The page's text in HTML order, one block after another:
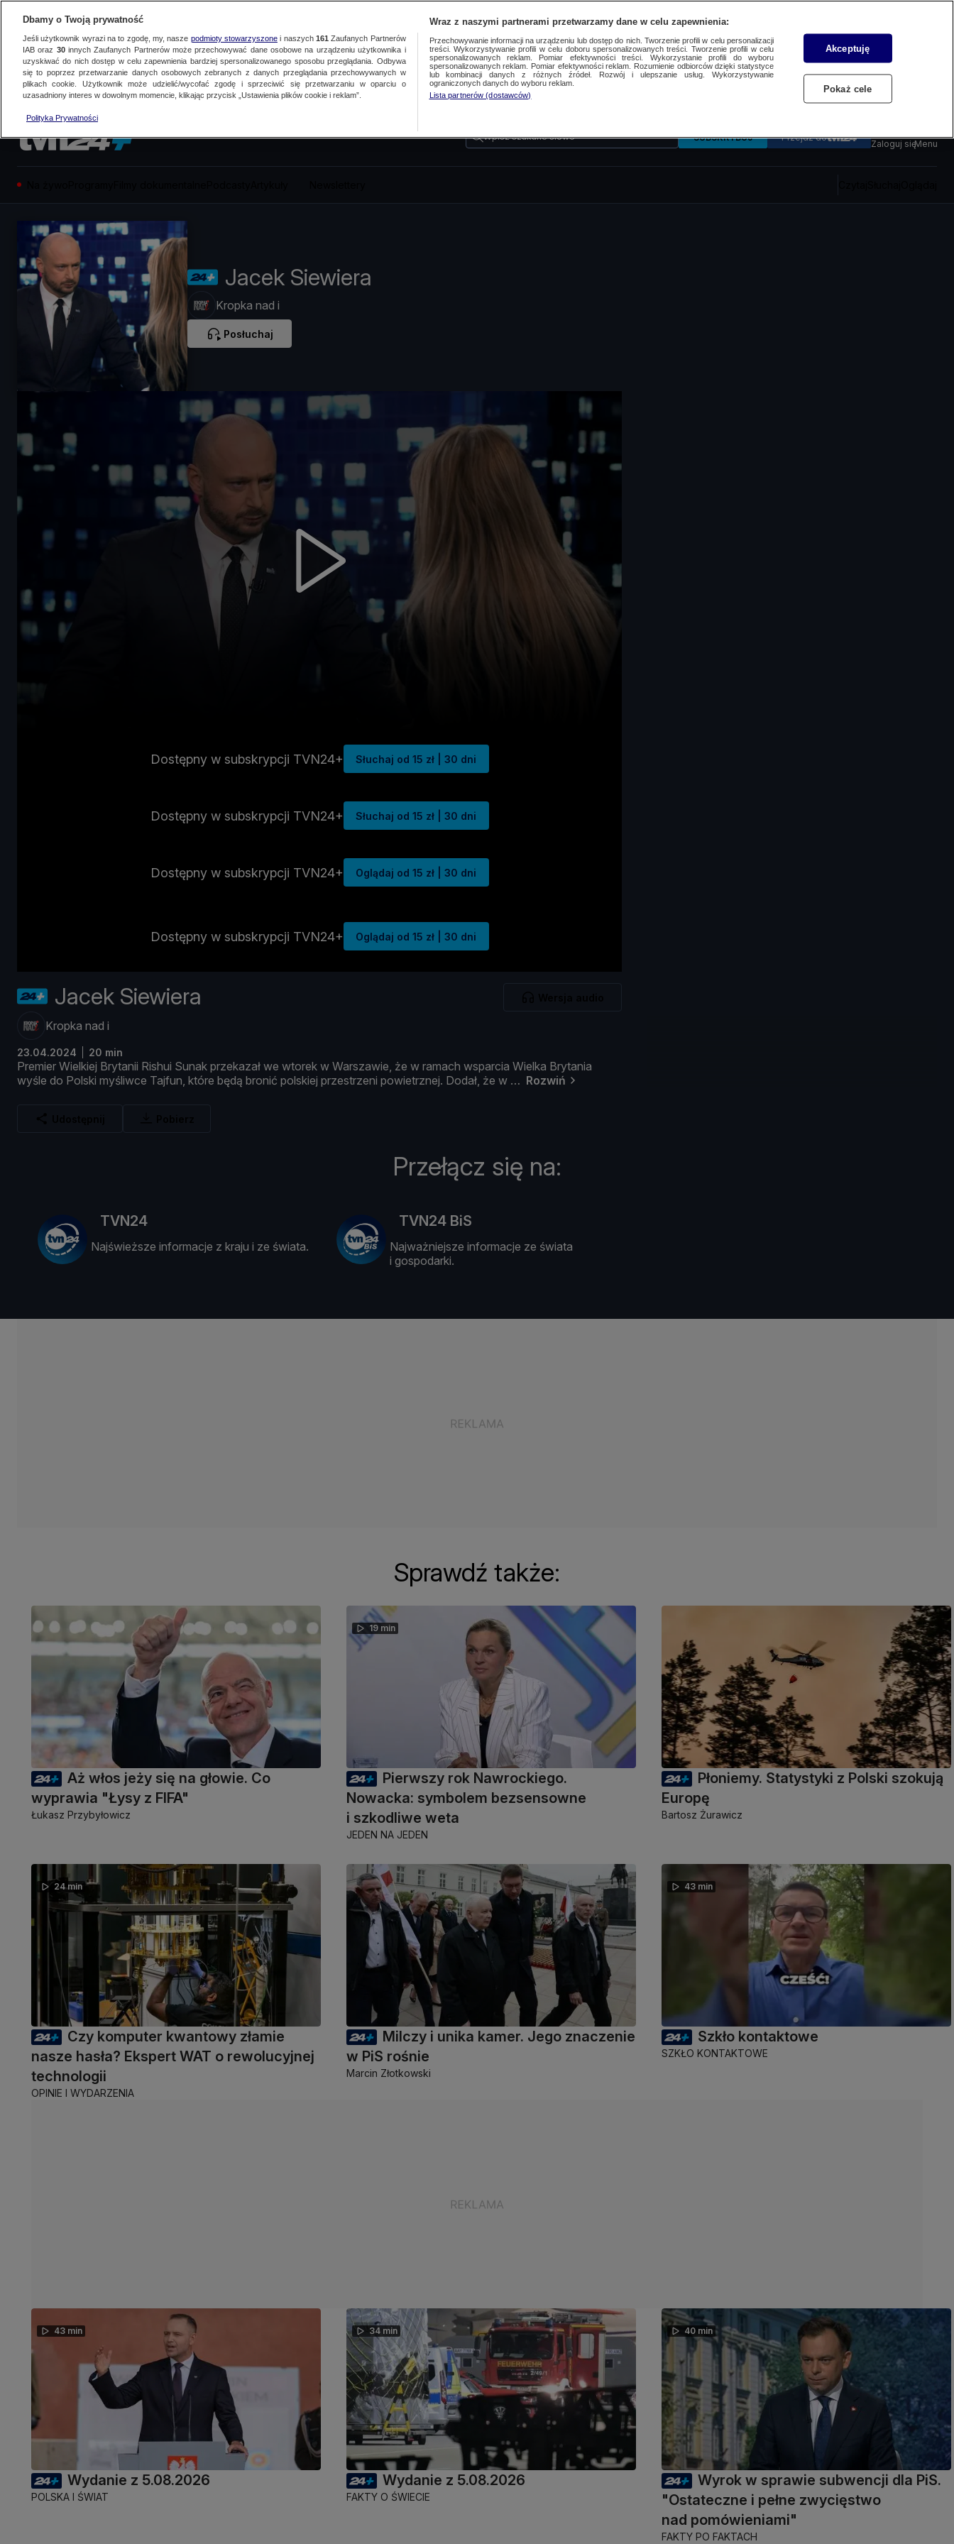
Wpisz szukane słowo SUBSKRYBUJ Przejdź do
Zaloguj sięMenu
Jacek Siewiera
Kropka nad i
Posłuchaj
Dostępny w subskrypcji TVN24+ Słuchaj od 15 zł | 30 dni
Dostępny w subskrypcji TVN24+ Słuchaj od 15 zł | 30 dni
Dostępny w subskrypcji TVN24+ Oglądaj od 15 zł | 30 dni
Dostępny w subskrypcji TVN24+ Oglądaj od 15 zł | 30 dni
Jacek Siewiera
Kropka nad i
23.04.2024 20 min
Premier Wielkiej Brytanii Rishui Sunak przekazał we wtorek w Warszawie, że w ramach wsparcia Wielka Brytania
wyśle do Polski myśliwce Tajfun, które będą bronić polskiej przestrzeni powietrznej. Dodał, że w Rozwiń
Przełącz się na:
TVN24
Najświeższe informacje z kraju i ze świata.
TVN24 BiS
Najważniejsze informacje ze świata
i gospodarki.
Sprawdź także:
Aż włos jeży się na głowie. Co
wyprawia "Łysy z FIFA"
Łukasz Przybyłowicz
19 min
Pierwszy rok Nawrockiego.
Nowacka: symbolem bezsensowne
i szkodliwe weta
JEDEN NA JEDEN
Płoniemy. Statystyki z Polski szokują
Europę
Bartosz Żurawicz
24 min
Czy komputer kwantowy złamie
nasze hasła? Ekspert WAT o rewolucyjnej
technologii
OPINIE I WYDARZENIA
Milczy i unika kamer. Jego znaczenie
w PiS rośnie
Marcin Złotkowski
43 min
Szkło kontaktowe
SZKŁO KONTAKTOWE
43 min
Wydanie z 5.08.2026
POLSKA I ŚWIAT
34 min
Wydanie z 5.08.2026
FAKTY O ŚWIECIE
40 min
Wyrok w sprawie subwencji dla PiS.
"Ostateczne i pełne zwycięstwo
nad pomówieniami"
FAKTY PO FAKTACH
Dbamy o Twoją prywatność
Jeśli użytkownik wyrazi na to zgodę, my, nasze podmioty stowarzyszonei naszych 161 Zaufanych Partnerów
IAB oraz 30innych Zaufanych Partnerów może przechowywać dane osobowe na urządzeniu użytkownika i
uzyskiwać do nich dostęp w celu zapewnienia bardziej spersonalizowanego sposobu przeglądania. Odbywa
się to poprzez przetwarzanie danych osobowych zebranych z danych przeglądania przechowywanych w
plikach cookie. Użytkownik może udzielić/wycofać zgodę i sprzeciwić się przetwarzaniu w oparciu o
uzasadniony interes w dowolnym momencie, klikając przycisk „Ustawienia plików cookie i reklam”.
Polityka Prywatności
Wraz z naszymi partnerami przetwarzamy dane w celu zapewnienia:
Przechowywanie informacji na urządzeniu lub dostęp do nich. Tworzenie profili w celu personalizacji
treści. Wykorzystywanie profili w celu doboru spersonalizowanych treści. Tworzenie profili w celu
spersonalizowanych reklam. Pomiar efektywności treści. Wykorzystanie profili do wyboru
spersonalizowanych reklam. Pomiar efektywności reklam. Rozumienie odbiorców dzięki statystyce
lub kombinacji danych z różnych źródeł. Rozwój i ulepszanie usług. Wykorzystywanie
ograniczonych danych do wyboru reklam.
Lista partnerów (dostawców)
Akceptuję
Pokaż cele